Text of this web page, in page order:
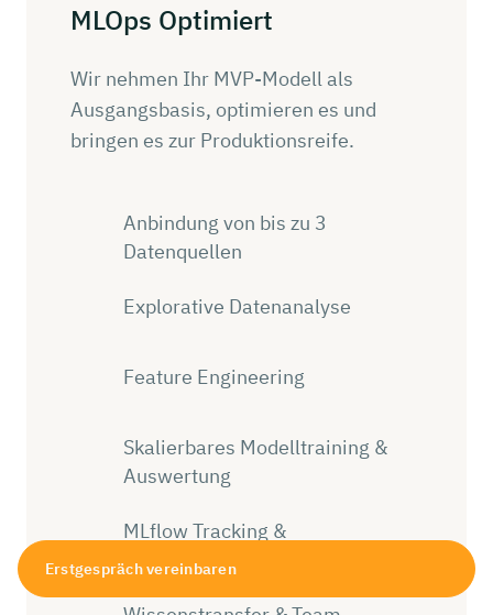
MLOps Optimiert
Wir nehmen Ihr MVP-Modell als
Ausgangsbasis, optimieren es und
bringen es zur Produktionsreife.
Anbindung von bis zu 3
Datenquellen
Explorative Datenanalyse
Feature Engineering
Skalierbares Modelltraining &
Auswertung
MLflow Tracking &
Modellregistrierung
Erstgespräch vereinbaren